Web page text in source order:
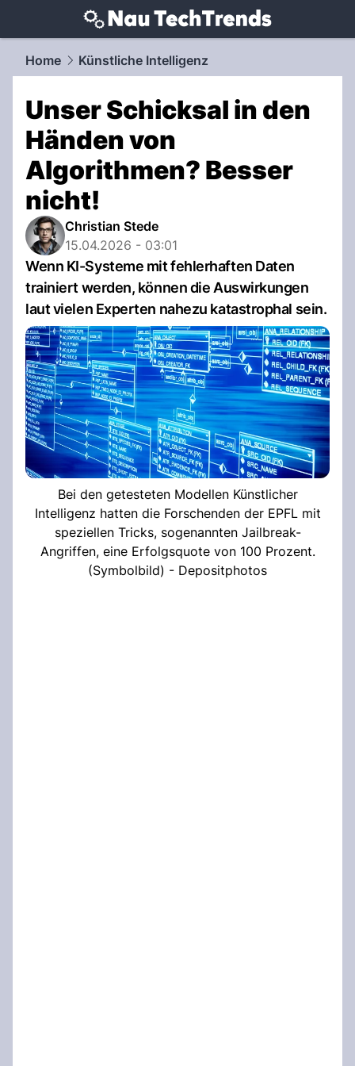
techtrends.NAU.ch
Home Künstliche Intelligenz
Unser Schicksal in den
Händen von
Algorithmen? Besser
nicht!
Christian Stede
15.04.2026 - 03:01
Wenn KI-Systeme mit fehlerhaften Daten
trainiert werden, können die Auswirkungen
laut vielen Experten nahezu katastrophal sein.
Bei den getesteten Modellen Künstlicher
Intelligenz hatten die Forschenden der EPFL mit
speziellen Tricks, sogenannten Jailbreak-
Angriffen, eine Erfolgsquote von 100 Prozent.
(Symbolbild) - Depositphotos